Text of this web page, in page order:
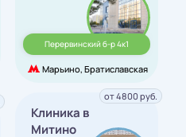
Перервинский б-р 4к1
Марьино, Братиславская
Клиника в
Митино
от 4800 руб.